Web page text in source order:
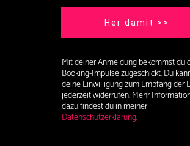
Her damit >>
Mit deiner Anmeldung bekommst du
Booking-Impulse zugeschickt. Du
deine Einwilligung zum Empfang der
jederzeit widerrufen. Mehr
dazu findest du in meiner
Datenschutzerklärung.